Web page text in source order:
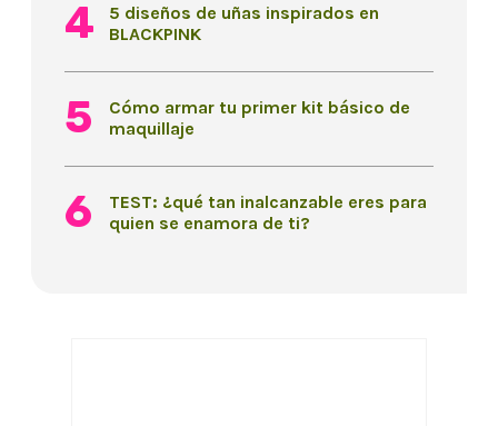
5 diseños de uñas inspirados en
BLACKPINK
Cómo armar tu primer kit básico de
maquillaje
TEST: ¿qué tan inalcanzable eres para
quien se enamora de ti?